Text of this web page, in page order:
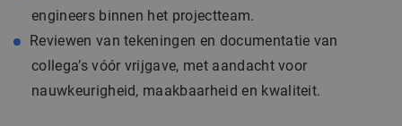
engineers binnen het projectteam.
Reviewen van tekeningen en documentatie van
collega’s vóór vrijgave, met aandacht voor
nauwkeurigheid, maakbaarheid en kwaliteit.